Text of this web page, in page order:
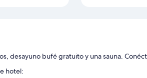
desayuno bufé gratuito y una sauna.
hotel: